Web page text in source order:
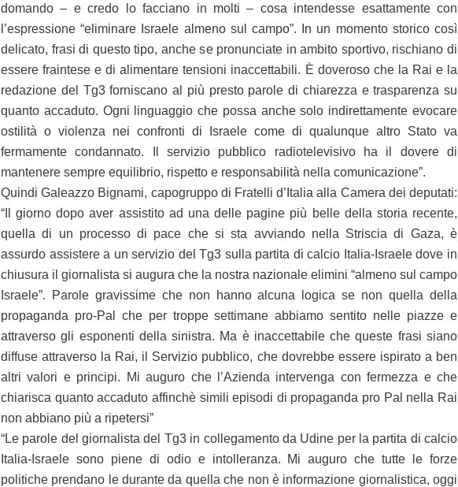
domando – e credo lo facciano in molti – cosa intendesse esattamente con
l’espressione “eliminare Israele almeno sul campo”. In un momento storico così
delicato, frasi di questo tipo, anche se pronunciate in ambito sportivo, rischiano di
essere fraintese e di alimentare tensioni inaccettabili. È doveroso che la Rai e la
redazione del Tg3 forniscano al più presto parole di chiarezza e trasparenza su
quanto accaduto. Ogni linguaggio che possa anche solo indirettamente evocare
ostilità o violenza nei confronti di Israele come di qualunque altro Stato va
fermamente condannato. Il servizio pubblico radiotelevisivo ha il dovere di
mantenere sempre equilibrio, rispetto e responsabilità nella comunicazione”.
Quindi Galeazzo Bignami, capogruppo di Fratelli d’Italia alla Camera dei deputati:
“Il giorno dopo aver assistito ad una delle pagine più belle della storia recente,
quella di un processo di pace che si sta avviando nella Striscia di Gaza, è
assurdo assistere a un servizio del Tg3 sulla partita di calcio Italia-Israele dove in
chiusura il giornalista si augura che la nostra nazionale elimini “almeno sul campo
Israele”. Parole gravissime che non hanno alcuna logica se non quella della
propaganda pro-Pal che per troppe settimane abbiamo sentito nelle piazze e
attraverso gli esponenti della sinistra. Ma è inaccettabile che queste frasi siano
diffuse attraverso la Rai, il Servizio pubblico, che dovrebbe essere ispirato a ben
altri valori e principi. Mi auguro che l’Azienda intervenga con fermezza e che
chiarisca quanto accaduto affinchè simili episodi di propaganda pro Pal nella Rai
non abbiano più a ripetersi”
“Le parole del giornalista del Tg3 in collegamento da Udine per la partita di calcio
Italia-Israele sono piene di odio e intolleranza. Mi auguro che tutte le forze
politiche prendano le durante da quella che non è informazione giornalistica, oggi